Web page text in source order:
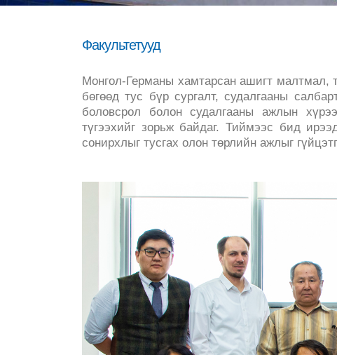
Факультетууд
Монгол-Германы хамтарсан ашигт малтмал,
бөгөөд тус бүр сургалт, судалгааны
боловсрол болон судалгааны ажлын
түгээхийг зорьж байдаг. Тиймээс бид
сонирхлыг тусгах олон төрлийн ажлыг